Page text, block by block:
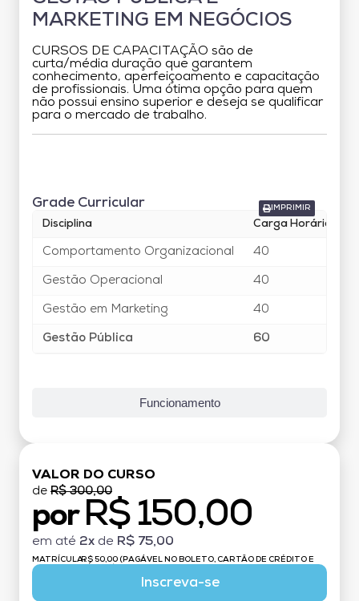
MARKETING EM NEGÓCIOS
CURSOS DE CAPACITAÇÃO são de
curta/média duração que garantem
conhecimento, aperfeiçoamento e capacitação
de profissionais. Uma ótima opção para quem
não possui ensino superior e deseja se qualificar
para o mercado de trabalho.
Funcionamento
IMPRIMIR
Grade Curricular
Disciplina Carga Horária
Comportamento Organizacional 40
Gestão Operacional 40
Gestão em Marketing 40
Gestão Pública 60
VALOR DO CURSO
de R$ 300,00
por R$ 150,00
em até 2x de R$ 75,00
MATRÍCULA:R$ 50,00 (PAGÁVEL NO BOLETO, CARTÃO DE CRÉDITO E
Inscreva-se